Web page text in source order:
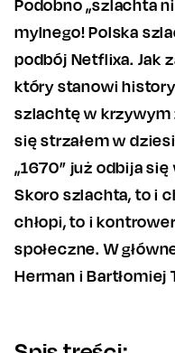
Podobno „szlachta
mylnego! Polska
podbój Netflixa. Jak
który stanowi
szlachtę w
się strzałem w
„1670” już odbija
Skoro szlachta, to i
chłopi, to i
społeczne. W
Herman i Bartłomiej